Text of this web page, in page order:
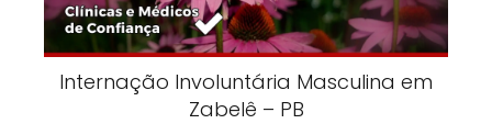
Internação Involuntária Masculina em
Zabelê – PB